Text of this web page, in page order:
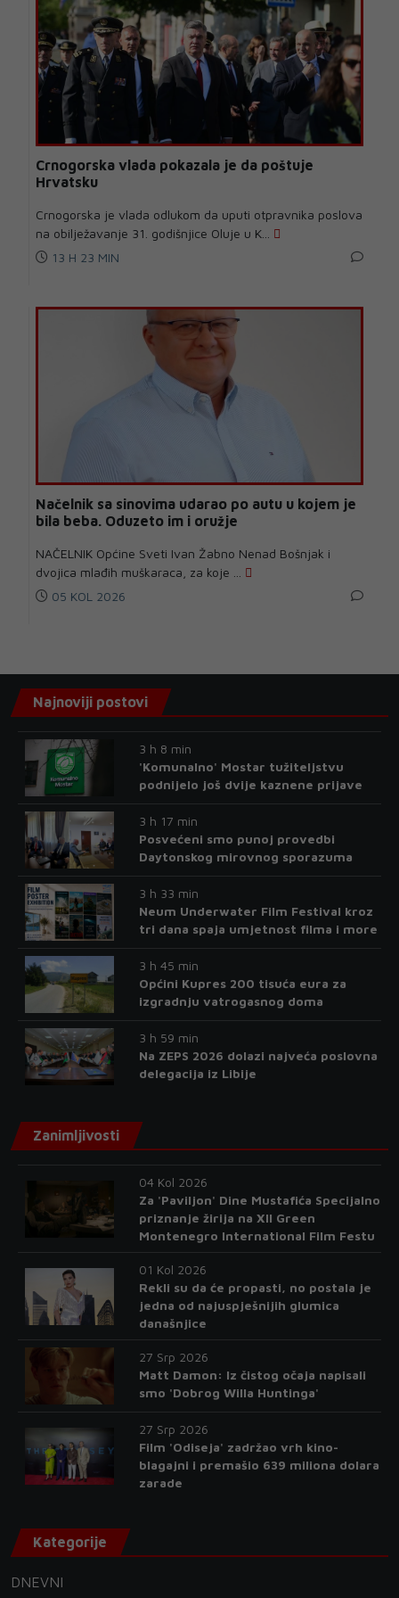
Crnogorska vlada pokazala je da poštuje
Hrvatsku
Crnogorska je vlada odlukom da uputi otpravnika poslova
na obilježavanje 31. godišnjice Oluje u K...
13 H 23 MIN
Načelnik sa sinovima udarao po autu u kojem je
bila beba. Oduzeto im i oružje
NAČELNIK Općine Sveti Ivan Žabno Nenad Bošnjak i
dvojica mlađih muškaraca, za koje ...
05 KOL 2026
Najnoviji postovi
3 h 8 min
'Komunalno' Mostar tužiteljstvu
podnijelo još dvije kaznene prijave
3 h 17 min
Posvećeni smo punoj provedbi
Daytonskog mirovnog sporazuma
3 h 33 min
Neum Underwater Film Festival kroz
tri dana spaja umjetnost filma i more
3 h 45 min
Općini Kupres 200 tisuća eura za
izgradnju vatrogasnog doma
3 h 59 min
Na ZEPS 2026 dolazi najveća poslovna
delegacija iz Libije
Zanimljivosti
04 Kol 2026
Za 'Paviljon' Dine Mustafića Specijalno
priznanje žirija na XII Green
Montenegro International Film Festu
01 Kol 2026
Rekli su da će propasti, no postala je
jedna od najuspješnijih glumica
današnjice
27 Srp 2026
Matt Damon: Iz čistog očaja napisali
smo 'Dobrog Willa Huntinga'
27 Srp 2026
Film 'Odiseja' zadržao vrh kino-
blagajni i premašio 639 miliona dolara
zarade
Kategorije
DNEVNI